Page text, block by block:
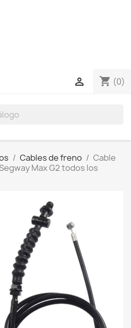
shopping_cart (0)

Cables de freno
Cable
Max G2 todos los